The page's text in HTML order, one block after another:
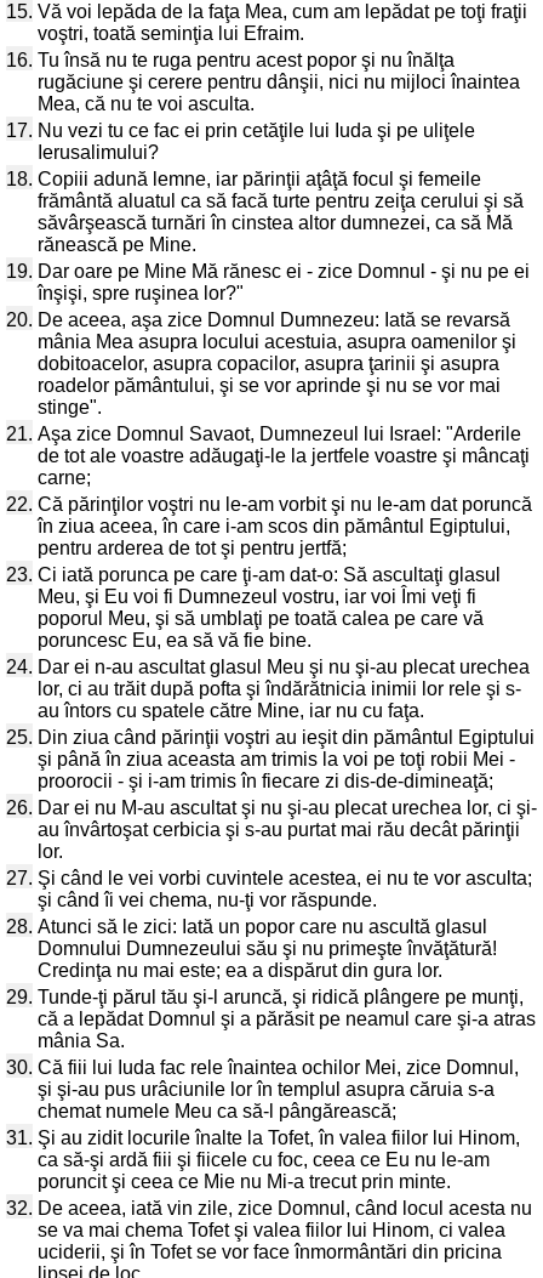
15. Vă voi lepăda de la faţa Mea, cum am lepădat pe toţi fraţii
voştri, toată seminţia lui Efraim.
16. Tu însă nu te ruga pentru acest popor şi nu înălţa
rugăciune şi cerere pentru dânşii, nici nu mijloci înaintea
Mea, că nu te voi asculta.
17. Nu vezi tu ce fac ei prin cetăţile lui Iuda şi pe uliţele
Ierusalimului?
18. Copiii adună lemne, iar părinţii aţâţă focul şi femeile
frământă aluatul ca să facă turte pentru zeiţa cerului şi să
săvârşească turnări în cinstea altor dumnezei, ca să Mă
rănească pe Mine.
19. Dar oare pe Mine Mă rănesc ei - zice Domnul - şi nu pe ei
înşişi, spre ruşinea lor?"
20. De aceea, aşa zice Domnul Dumnezeu: Iată se revarsă
mânia Mea asupra locului acestuia, asupra oamenilor şi
dobitoacelor, asupra copacilor, asupra ţarinii şi asupra
roadelor pământului, şi se vor aprinde şi nu se vor mai
stinge".
21. Aşa zice Domnul Savaot, Dumnezeul lui Israel: "Arderile
de tot ale voastre adăugaţi-le la jertfele voastre şi mâncaţi
carne;
22. Că părinţilor voştri nu le-am vorbit şi nu le-am dat poruncă
în ziua aceea, în care i-am scos din pământul Egiptului,
pentru arderea de tot şi pentru jertfă;
23. Ci iată porunca pe care ţi-am dat-o: Să ascultaţi glasul
Meu, şi Eu voi fi Dumnezeul vostru, iar voi Îmi veţi fi
poporul Meu, şi să umblaţi pe toată calea pe care vă
poruncesc Eu, ea să vă fie bine.
24. Dar ei n-au ascultat glasul Meu şi nu şi-au plecat urechea
lor, ci au trăit după pofta şi îndărătnicia inimii lor rele şi s-
au întors cu spatele către Mine, iar nu cu faţa.
25. Din ziua când părinţii voştri au ieşit din pământul Egiptului
şi până în ziua aceasta am trimis la voi pe toţi robii Mei -
proorocii - şi i-am trimis în fiecare zi dis-de-dimineaţă;
26. Dar ei nu M-au ascultat şi nu şi-au plecat urechea lor, ci şi-
au învârtoşat cerbicia şi s-au purtat mai rău decât părinţii
lor.
27. Şi când le vei vorbi cuvintele acestea, ei nu te vor asculta;
şi când îi vei chema, nu-ţi vor răspunde.
28. Atunci să le zici: Iată un popor care nu ascultă glasul
Domnului Dumnezeului său şi nu primeşte învăţătură!
Credinţa nu mai este; ea a dispărut din gura lor.
29. Tunde-ţi părul tău şi-l aruncă, şi ridică plângere pe munţi,
că a lepădat Domnul şi a părăsit pe neamul care şi-a atras
mânia Sa.
30. Că fiii lui Iuda fac rele înaintea ochilor Mei, zice Domnul,
şi şi-au pus urâciunile lor în templul asupra căruia s-a
chemat numele Meu ca să-l pângărească;
31. Şi au zidit locurile înalte la Tofet, în valea fiilor lui Hinom,
ca să-şi ardă fiii şi fiicele cu foc, ceea ce Eu nu le-am
poruncit şi ceea ce Mie nu Mi-a trecut prin minte.
32. De aceea, iată vin zile, zice Domnul, când locul acesta nu
se va mai chema Tofet şi valea fiilor lui Hinom, ci valea
uciderii, şi în Tofet se vor face înmormântări din pricina
lipsei de loc.